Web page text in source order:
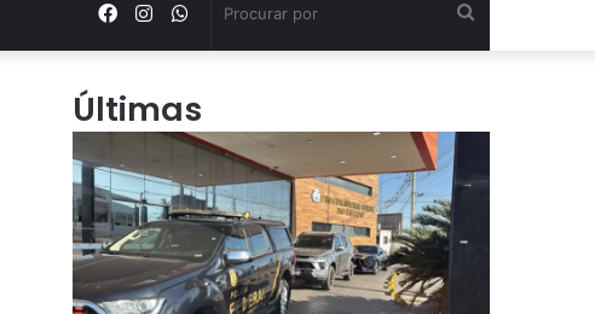
WhatsApp
Instagram
Facebook
Últimas